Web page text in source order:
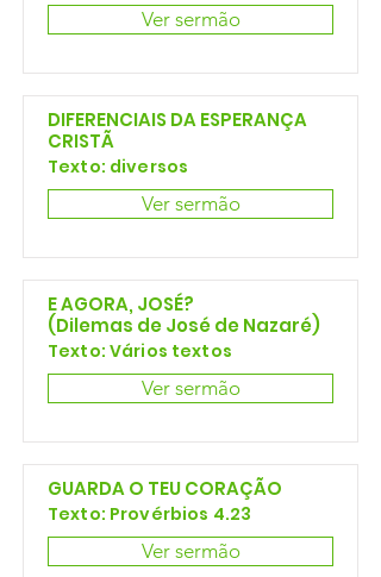
Ver sermão
DIFERENCIAIS DA ESPERANÇA
CRISTÃ
Texto: diversos
Ver sermão
E AGORA, JOSÉ?
(Dilemas de José de Nazaré)
Texto: Vários textos
Ver sermão
GUARDA O TEU CORAÇÃO
Texto: Provérbios 4.23
Ver sermão